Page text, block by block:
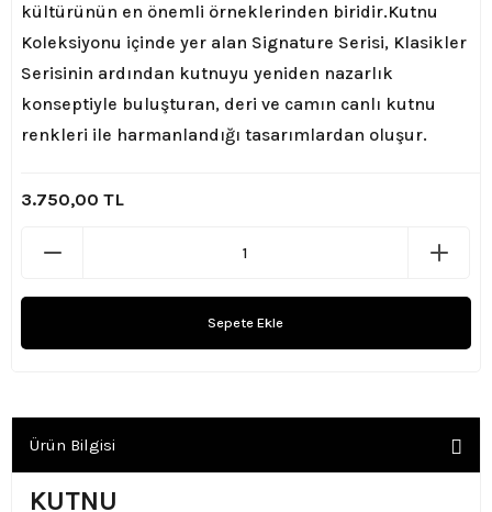
kültürünün en önemli örneklerinden biridir.Kutnu
Koleksiyonu içinde yer alan Signature Serisi, Klasikler
Serisinin ardından kutnuyu yeniden nazarlık
konseptiyle buluşturan, deri ve camın canlı kutnu
renkleri ile harmanlandığı tasarımlardan oluşur.
3.750,00 TL
Sepete Ekle
Ürün Bilgisi
KUTNU